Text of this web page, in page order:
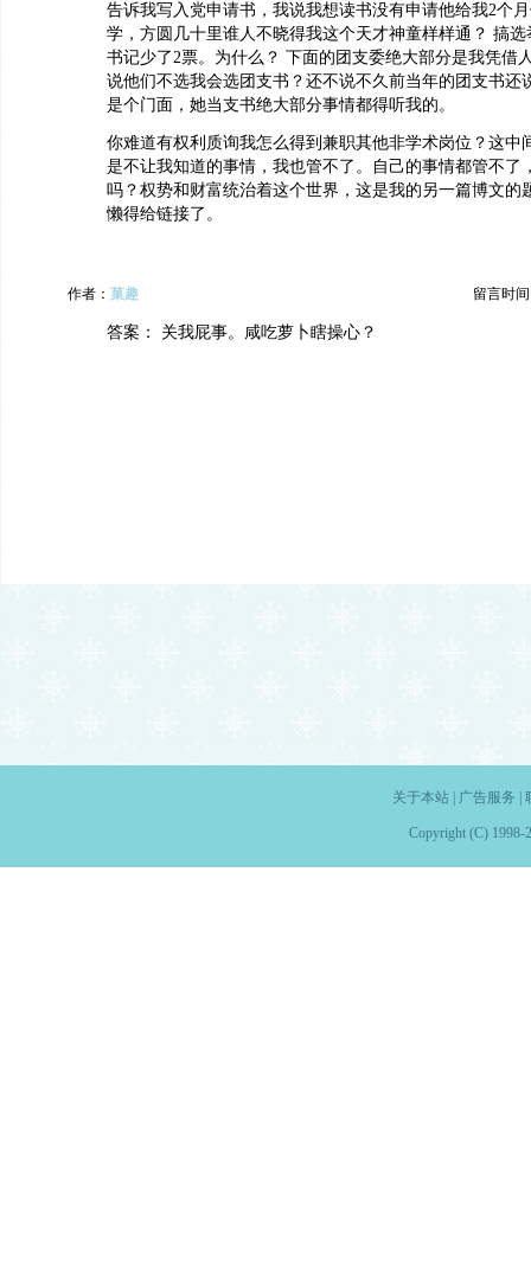
告诉我写入党申请书，我说我想读书没有申请他给我2个
学，方圆几十里谁人不晓得我这个天才神童样样通？ 搞
书记少了2票。为什么？ 下面的团支委绝大部分是我凭借
说他们不选我会选团支书？还不说不久前当年的团支书还
是个门面，她当支书绝大部分事情都得听我的。
你难道有权利质询我怎么得到兼职其他非学术岗位？这中
是不让我知道的事情，我也管不了。自己的事情都管不了
吗？权势和财富统治着这个世界，这是我的另一篇博文的
懒得给链接了。
作者： 菓趣 留言时间
答案： 关我屁事。咸吃萝卜瞎操心？
关于本站| 广告服务
Copyright (C) 1998-